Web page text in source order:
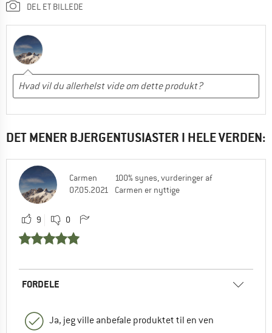
DEL ET BILLEDE
DET MENER BJERGENTUSIASTER I HELE VERDEN:
Carmen
07.05.2021
100% synes, vurderinger af
Carmen er nyttige
9 0
FORDELE
Ja, jeg ville anbefale produktet til en ven